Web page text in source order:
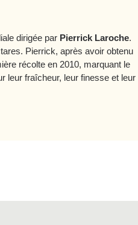
dirigée par Pierrick Laroche.
Pierrick, après avoir obtenu
récolte en 2010, marquant le
leur fraîcheur, leur finesse et leur